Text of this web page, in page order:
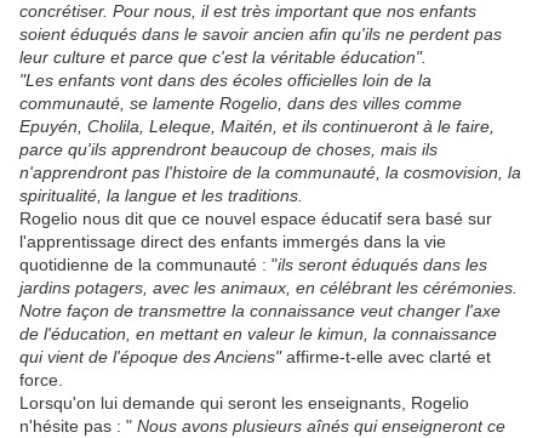
concrétiser. Pour nous, il est très important que nos enfants
soient éduqués dans le savoir ancien afin qu'ils ne perdent pas
leur culture et parce que c'est la véritable éducation".
"Les enfants vont dans des écoles officielles loin de la
communauté, se lamente Rogelio, dans des villes comme
Epuyén, Cholila, Leleque, Maitén, et ils continueront à le faire,
parce qu'ils apprendront beaucoup de choses, mais ils
n'apprendront pas l'histoire de la communauté, la cosmovision, la
spiritualité, la langue et les traditions.
Rogelio nous dit que ce nouvel espace éducatif sera basé sur
l'apprentissage direct des enfants immergés dans la vie
quotidienne de la communauté : "ils seront éduqués dans les
jardins potagers, avec les animaux, en célébrant les cérémonies.
Notre façon de transmettre la connaissance veut changer l'axe
de l'éducation, en mettant en valeur le kimun, la connaissance
qui vient de l'époque des Anciens"affirme-t-elle avec clarté et
force.
Lorsqu'on lui demande qui seront les enseignants, Rogelio
n'hésite pas : " Nous avons plusieurs aînés qui enseigneront ce